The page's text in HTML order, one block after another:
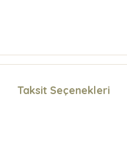
Taksit Seçenekleri